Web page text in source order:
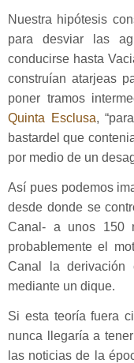
Nuestra hipótesis
para desviar las
conducirse hasta
construían atarjeas
poner tramos
Quinta Esclusa,
bastardel que
por medio de un
Así pues podemos
desde donde se
Canal- a unos 150
probablemente el
Canal la
mediante un dique.
Si esta teoría fuera
nunca llegaría a
las noticias de la